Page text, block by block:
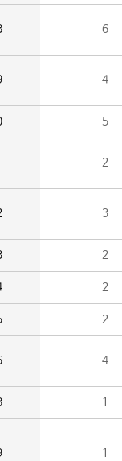
6
4
5
2
3
2
2
2
4
1
1